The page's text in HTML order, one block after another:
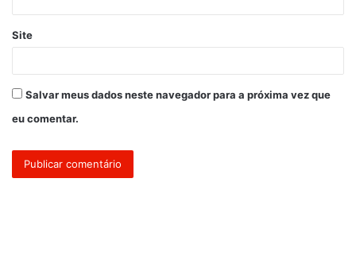
Site
Salvar meus dados neste navegador para a próxima vez que
eu comentar.